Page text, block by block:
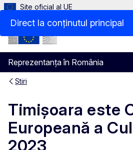
Direct la conținutul principal
Site oficial al UE
Reprezentanța în România
Menu
Știri
Timișoara este
Europeană a
2023